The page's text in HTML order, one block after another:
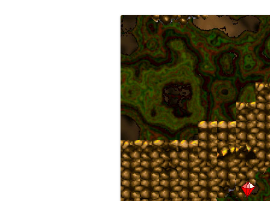
ROCKET RAGE
ROLLMORAD — GUHASE 2010